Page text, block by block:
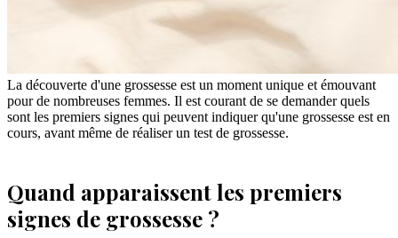
La découverte d'une grossesse est un moment unique et émouvant
pour de nombreuses femmes. Il est courant de se demander quels
sont les premiers signes qui peuvent indiquer qu'une grossesse est en
cours, avant même de réaliser un test de grossesse.
Quand apparaissent les premiers
signes de grossesse ?